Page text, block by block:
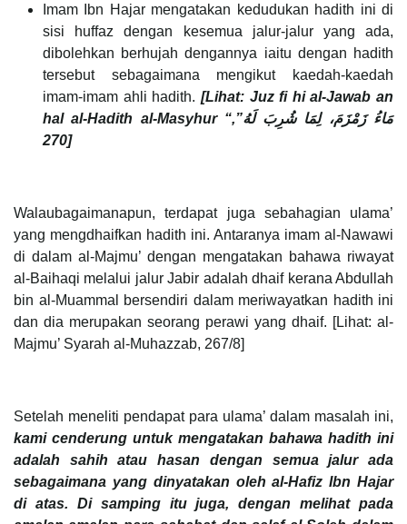
Imam Ibn Hajar mengatakan kedudukan hadith ini di
sisi huffaz dengan kesemua jalur-jalur yang ada,
dibolehkan berhujah dengannya iaitu dengan hadith
tersebut sebagaimana mengikut kaedah-kaedah
imam-imam ahli hadith. [Lihat: Juz fi hi al-Jawab an
hal al-Hadith al-Masyhur “
مَاءُ زَمْزَمَ، لِمَا شُرِبَ لَهُ”,
270]
Walaubagaimanapun, terdapat juga sebahagian ulama’
yang mengdhaifkan hadith ini. Antaranya imam al-Nawawi
di dalam al-Majmu’ dengan mengatakan bahawa riwayat
al-Baihaqi melalui jalur Jabir adalah dhaif kerana Abdullah
bin al-Muammal bersendiri dalam meriwayatkan hadith ini
dan dia merupakan seorang perawi yang dhaif. [Lihat: al-
Majmu’ Syarah al-Muhazzab, 267/8]
Setelah meneliti pendapat para ulama’ dalam masalah ini,
kami cenderung untuk mengatakan bahawa hadith ini
adalah sahih atau hasan dengan semua jalur ada
sebagaimana yang dinyatakan oleh al-Hafiz Ibn Hajar
di atas. Di samping itu juga, dengan melihat pada